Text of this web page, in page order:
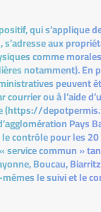
qui s’applique
aux
comme
notamment). En
peuvent
courrier ou à l’aide
(https://
Pays
contrôle pour les
service commun »
Boucau,
le suivi et le